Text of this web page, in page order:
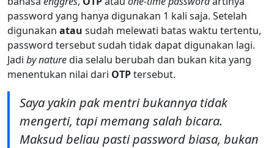
password yang hanya digunakan 1 kali saja. Setelah
digunakan atau sudah melewati batas waktu tertentu,
password tersebut sudah tidak dapat digunakan lagi.
Jadi by naturedia selalu berubah dan bukan kita yang
menentukan nilai dari OTPtersebut.
Saya yakin pak mentri bukannya tidak
mengerti, tapi memang salah bicara.
Maksud beliau pasti password biasa, bukan